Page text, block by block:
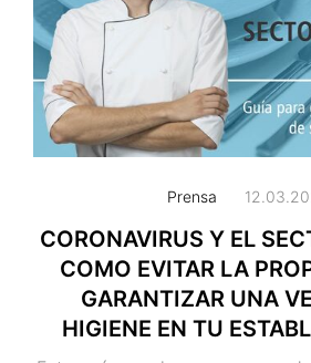
Prensa
CORONAVIRUS Y EL
COMO EVITAR LA
GARANTIZAR UNA
HIGIENE EN TU